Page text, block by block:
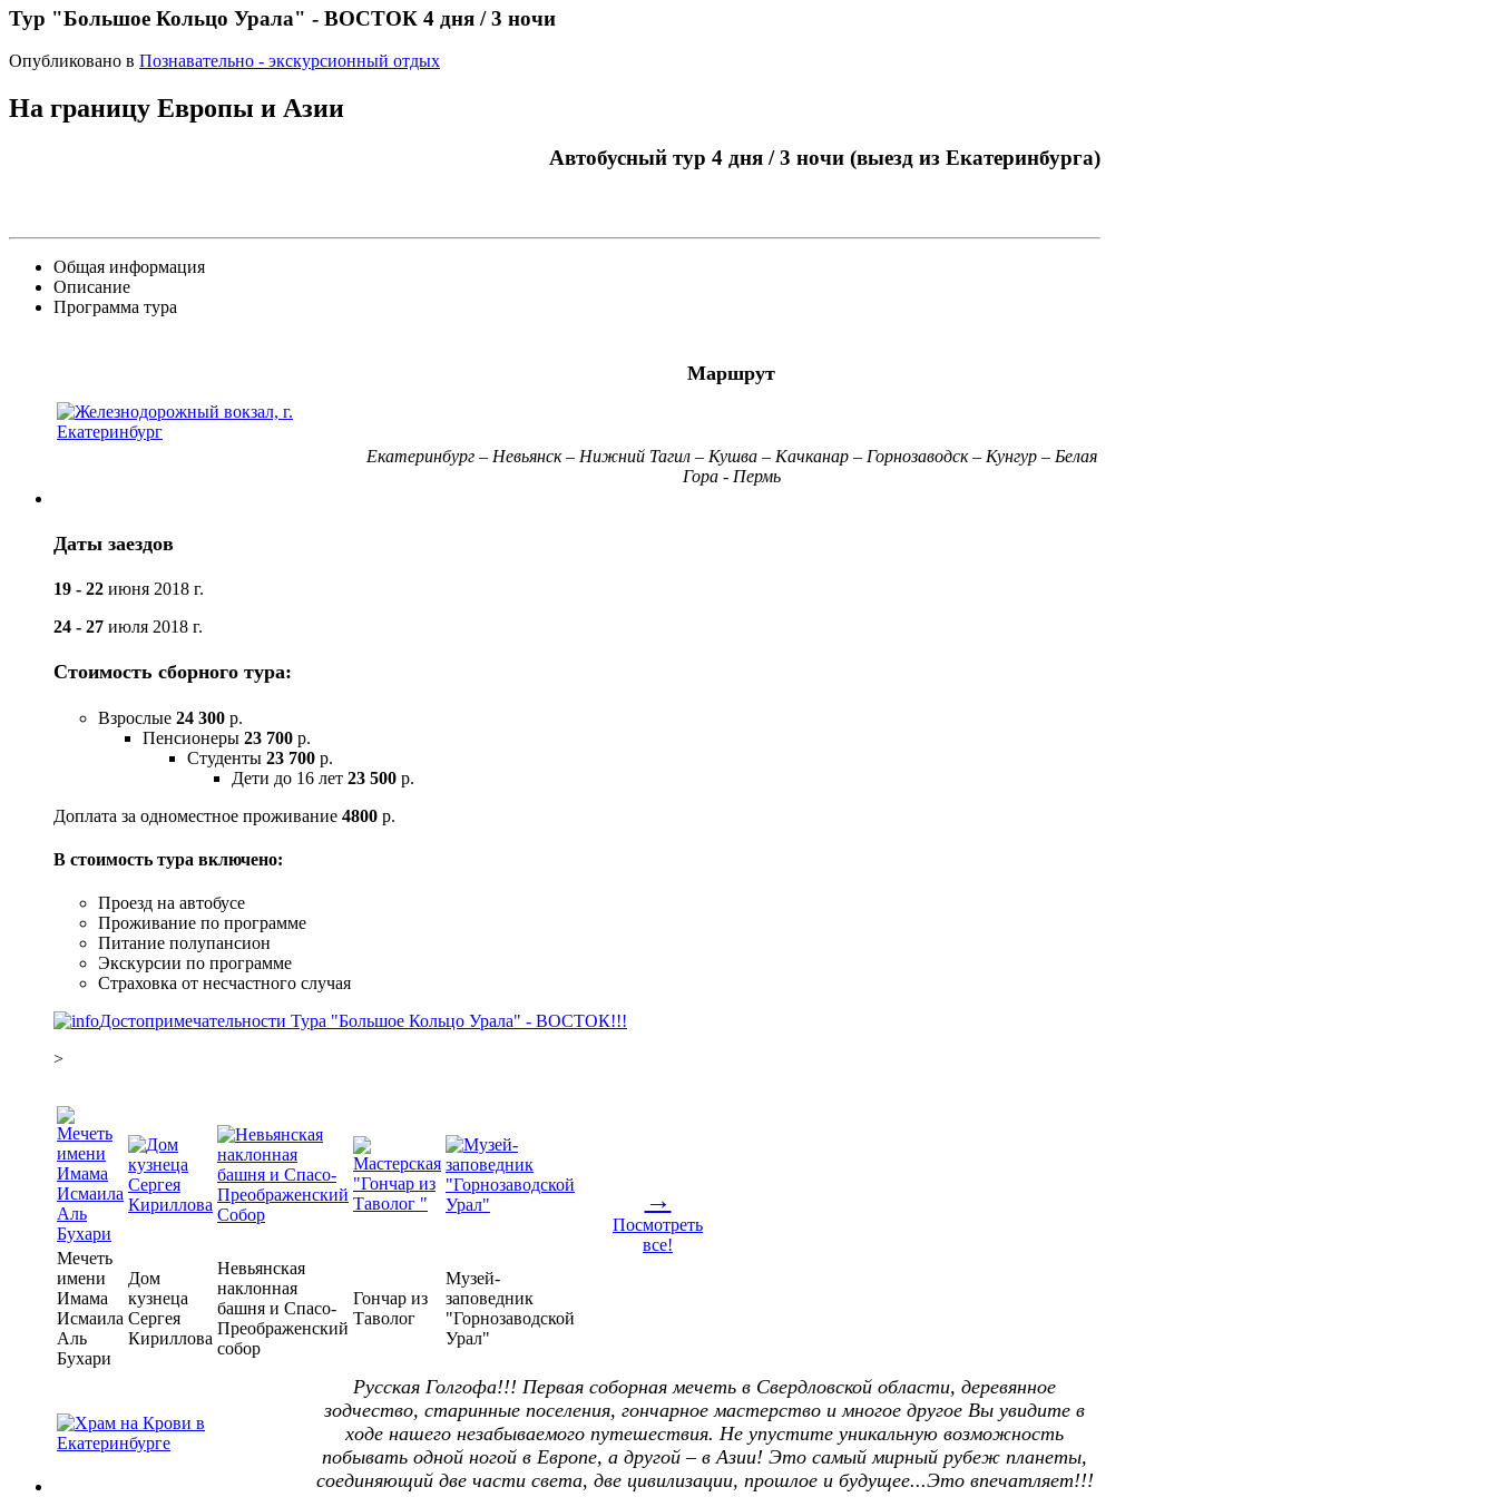
Тур "Большое Кольцо Урала" - ВОСТОК 4 дня / 3 ночи
Опубликовано в Познавательно - экскурсионный отдых
На границу Европы и Азии
Автобусный тур 4 дня / 3 ночи (выезд из Екатеринбурга)
Общая информация
Описание
Программа тура
Маршрут
Екатеринбург – Невьянск – Нижний Тагил – Кушва – Качканар – Горнозаводск – Кунгур – Белая
Гора - Пермь
Даты заездов
19 - 22 июня 2018 г.
24 - 27 июля 2018 г.
Стоимость сборного тура:
Взрослые 24 300 р.
Пенсионеры 23 700 р.
Студенты 23 700 р.
Дети до 16 лет 23 500 р.
Доплата за одноместное проживание 4800 р.
В стоимость тура включено:
Проезд на автобусе
Проживание по программе
Питание полупансион
Экскурсии по программе
Страховка от несчастного случая
Достопримечательности Тура "Большое Кольцо Урала" - ВОСТОК!!!
>
→
Посмотреть
все!
Мечеть
имени
Имама
Исмаила
Аль
Бухари
Дом
кузнеца
Сергея
Кириллова
Невьянская
наклонная
башня и Спасо-
Преображенский
собор
Гончар из
Таволог
Музей-
заповедник
"Горнозаводской
Урал"
Русская Голгофа!!! Первая соборная мечеть в Свердловской области, деревянное
зодчество, старинные поселения, гончарное мастерство и многое другое Вы увидите в
ходе нашего незабываемого путешествия. Не упустите уникальную возможность
побывать одной ногой в Европе, а другой – в Азии! Это самый мирный рубеж планеты,
соединяющий две части света, две цивилизации, прошлое и будущее...Это впечатляет!!!